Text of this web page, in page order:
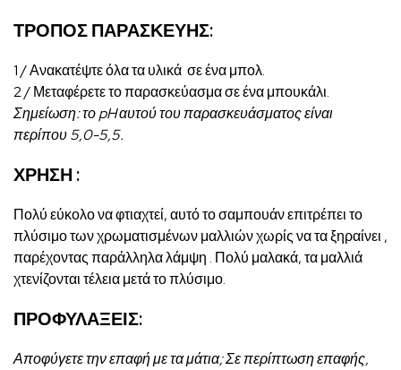
ΤΡΟΠΟΣ ΠΑΡΑΣΚΕΥΗΣ:
1 / Ανακατέψτεόλα τα υλικά σε ένα μπολ.
2 / Μεταφέρετε το παρασκεύασμα σε ένα μπουκάλι.
Σημείωση: το pH αυτού του παρασκευάσματος είναι
περίπου 5,0-5,5.
ΧΡΗΣΗ :
Πολύ εύκολο να φτιαχτεί, αυτό το σαμπουάν επιτρέπει το
πλύσιμο των χρωματισμένων μαλλιών χωρίς να τα ξηραίνει ,
παρέχοντας παράλληλα λάμψη . Πολύ μαλακά, τα μαλλιά
χτενίζονται τέλεια μετά το πλύσιμο.
ΠΡΟΦΥΛΑΞΕΙΣ:
Αποφύγετε την επαφή με τα μάτια; Σε περίπτωση επαφής,